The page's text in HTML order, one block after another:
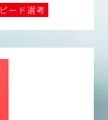
ード選考